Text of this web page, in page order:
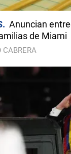
Anuncian
de Miami
CABRERA